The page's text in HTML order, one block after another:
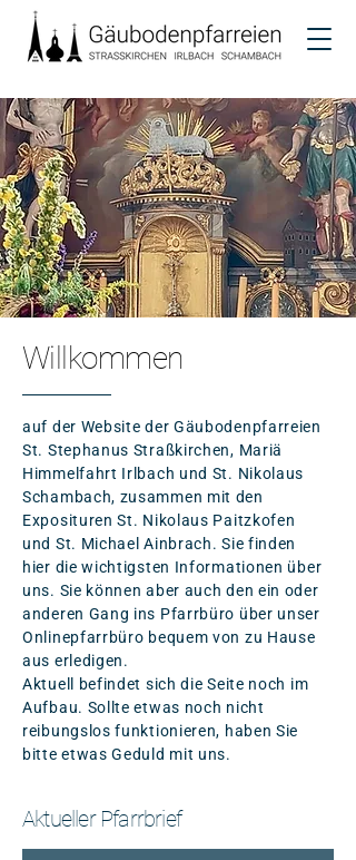
Willkommen
auf der Website der Gäubodenpfarreien
St. Stephanus Straßkirchen, Mariä
Himmelfahrt Irlbach und St. Nikolaus
Schambach, zusammen mit den
Exposituren St. Nikolaus Paitzkofen
und St. Michael Ainbrach. Sie finden
hier die wichtigsten Informationen über
uns. Sie können aber auch den ein oder
anderen Gang ins Pfarrbüro über unser
Onlinepfarrbüro bequem von zu Hause
aus erledigen.
Aktuell befindet sich die Seite noch im
Aufbau. Sollte etwas noch nicht
reibungslos funktionieren, haben Sie
bitte etwas Geduld mit uns.
Aktueller Pfarrbrief